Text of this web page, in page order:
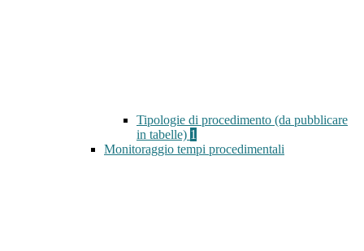
Tipologie di procedimento (da pubblicare
in tabelle) 1
Monitoraggio tempi procedimentali